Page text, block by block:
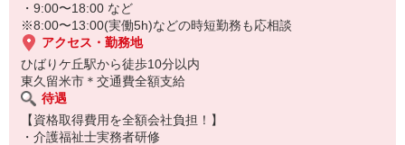
■転職活動サポート
履歴書の書き方や面接対策、入社日のご希望など
お仕事開始までのご不安はお気軽にご相談ください☆
・9:00〜18:00 など
※8:00〜13:00(実働5h)などの時短勤務も応相談
アクセス・勤務地
ひばりケ丘駅から徒歩10分以内
東久留米市＊交通費全額支給
待遇
【資格取得費用を全額会社負担！】
・介護福祉士実務者研修